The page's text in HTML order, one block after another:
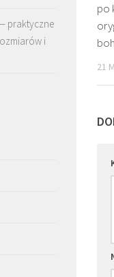
po
21
praktyczne
i